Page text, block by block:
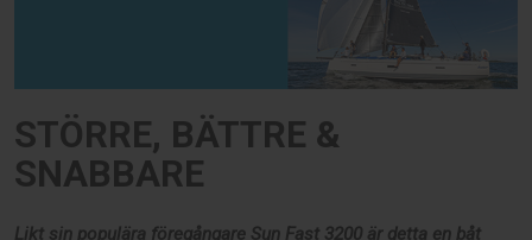
STÖRRE, BÄTTRE &
SNABBARE
Likt sin populära föregångare Sun Fast 3200 är detta en båt